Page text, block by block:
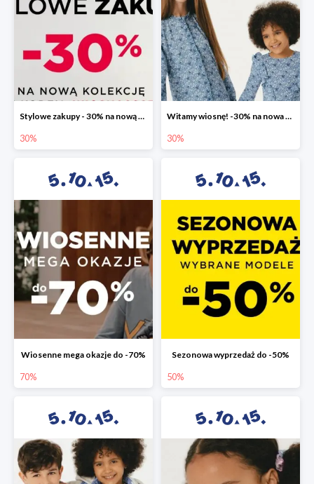
Stylowe zakupy - 30% na nową kolekcję
30%
Witamy wiosnę! -30% na nowa kolekcję
30%
Wiosenne mega okazje do -70%
70%
Sezonowa wyprzedaż do -50%
50%